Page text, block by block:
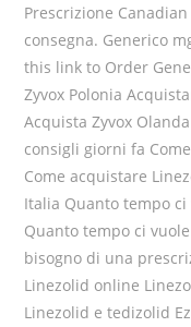
Prescrizione
consegna. Generico
this link to Order
Zyvox Polonia
Acquista Zyvox
consigli giorni fa
Come acquistare
Italia Quanto tempo
Quanto tempo ci
bisogno di una
Linezolid online
Linezolid e tedizolid